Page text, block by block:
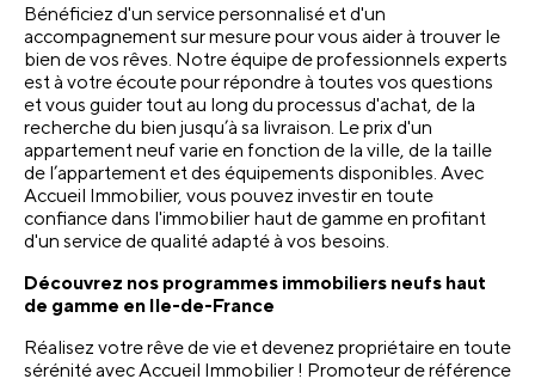
Bénéficiez d'un service personnalisé et d'un
accompagnement sur mesure pour vous aider à trouver le
bien de vos rêves. Notre équipe de professionnels experts
est à votre écoute pour répondre à toutes vos questions
et vous guider tout au long du processus d'achat, de la
recherche du bien jusqu’à sa livraison. Le prix d'un
appartement neuf varie en fonction de la ville, de la taille
de l’appartement et des équipements disponibles. Avec
Accueil Immobilier, vous pouvez investir en toute
confiance dans l'immobilier haut de gamme en profitant
d'un service de qualité adapté à vos besoins.
Découvrez nos programmes immobiliers neufs haut
de gamme en Ile-de-France
Réalisez votre rêve de vie et devenez propriétaire en toute
sérénité avec Accueil Immobilier ! Promoteur de référence